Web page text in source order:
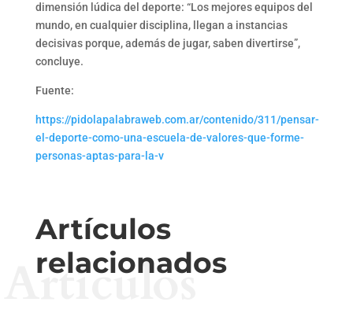
dimensión lúdica del deporte: “Los mejores equipos del
mundo, en cualquier disciplina, llegan a instancias
decisivas porque, además de jugar, saben divertirse”,
concluye.
Fuente:
https://pidolapalabraweb.com.ar/contenido/311/pensar-
el-deporte-como-una-escuela-de-valores-que-forme-
personas-aptas-para-la-v
Artículos
relacionados
Artículos